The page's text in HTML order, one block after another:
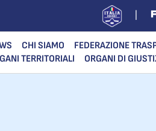
CHI SIAMO FEDERAZIONE
TERRITORIALI
ORGANI DI